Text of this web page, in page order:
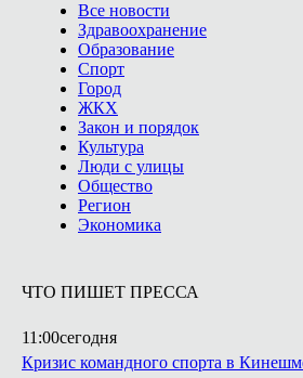
Все новости
Здравоохранение
Образование
Спорт
Город
ЖКХ
Закон и порядок
Культура
Люди с улицы
Общество
Регион
Экономика
ЧТО ПИШЕТ ПРЕССА
11:00сегодня
Кризис командного спорта в